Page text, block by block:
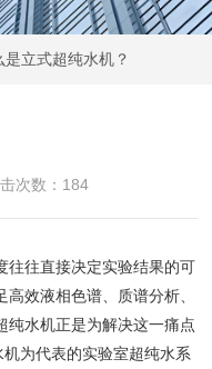
立式超纯水机？
次数：184
往直接决定实验结果的可
效液相色谱、质谱分析、
纯水机正是为解决这一痛点
为代表的实验室超纯水系